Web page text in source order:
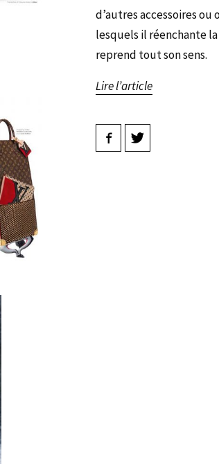
d’autres accessoires
lesquels il réenchante
reprend tout son sens.
Lire l’article
Facebook